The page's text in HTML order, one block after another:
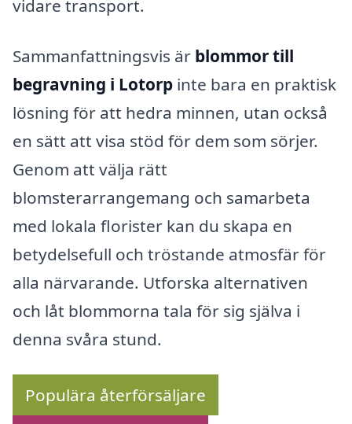
vidare transport.
Sammanfattningsvis är blommor till
begravning i Lotorp inte bara en praktisk
lösning för att hedra minnen, utan också
en sätt att visa stöd för dem som sörjer.
Genom att välja rätt
blomsterarrangemang och samarbeta
med lokala florister kan du skapa en
betydelsefull och tröstande atmosfär för
alla närvarande. Utforska alternativen
och låt blommorna tala för sig själva i
denna svåra stund.
Populära återförsäljare